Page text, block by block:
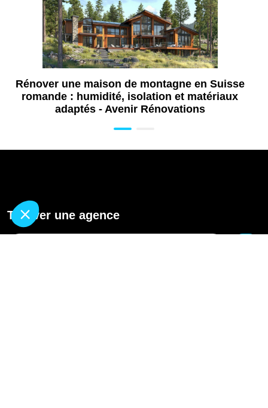
Rénover une maison de montagne en Suisse
romande : humidité, isolation et matériaux
adaptés - Avenir Rénovations
Trouver une agence